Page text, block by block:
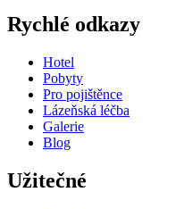
Rychlé odkazy
Hotel
Pobyty
Pro pojištěnce
Lázeňská léčba
Galerie
Blog
Užitečné